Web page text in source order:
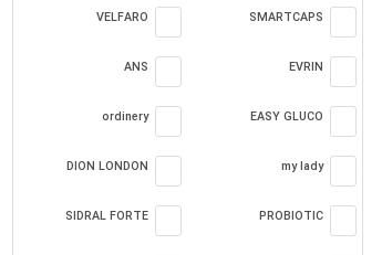
SMARTCAPS
VELFARO
EVRIN
ANS
EASY GLUCO
ordinery
my lady
DION LONDON
PROBIOTIC
SIDRAL FORTE